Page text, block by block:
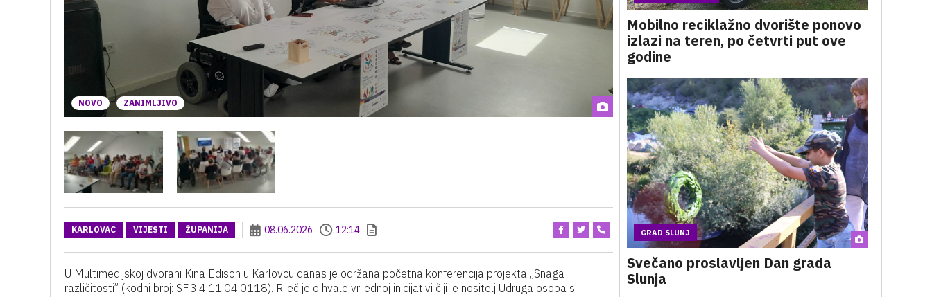
NOVO ZANIMLJIVO
KARLOVAC VIJESTI ŽUPANIJA 08.06.2026 12:14
U Multimedijskoj dvorani Kina Edison u Karlovcu danas je održana početna konferencija projekta „Snaga
različitosti” (kodni broj: SF.3.4.11.04.0118). Riječ je o hvale vrijednoj inicijativi čiji je nositelj Udruga osoba s
Mobilno reciklažno dvorište ponovo
izlazi na teren, po četvrti put ove
godine
GRAD SLUNJ
Svečano proslavljen Dan grada
Slunja